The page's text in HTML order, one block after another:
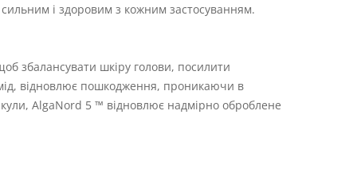
і здоровим з кожним застосуванням.
збалансувати шкіру голови, посилити
відновлює пошкодження, проникаючи в
AlgaNord 5 ™ відновлює надмірно оброблене